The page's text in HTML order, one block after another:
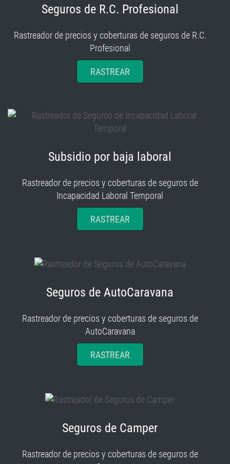
Seguros de R.C. Profesional
Rastreador de precios y coberturas de seguros de R.C.
Profesional
RASTREAR
Subsidio por baja laboral
Rastreador de precios y coberturas de seguros de
Incapacidad Laboral Temporal
RASTREAR
Seguros de AutoCaravana
Rastreador de precios y coberturas de seguros de
AutoCaravana
RASTREAR
Seguros de Camper
Rastreador de precios y coberturas de seguros de